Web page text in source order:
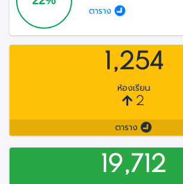
ตาราง
1,254
ห้องเรียน
2
ตาราง
19,712